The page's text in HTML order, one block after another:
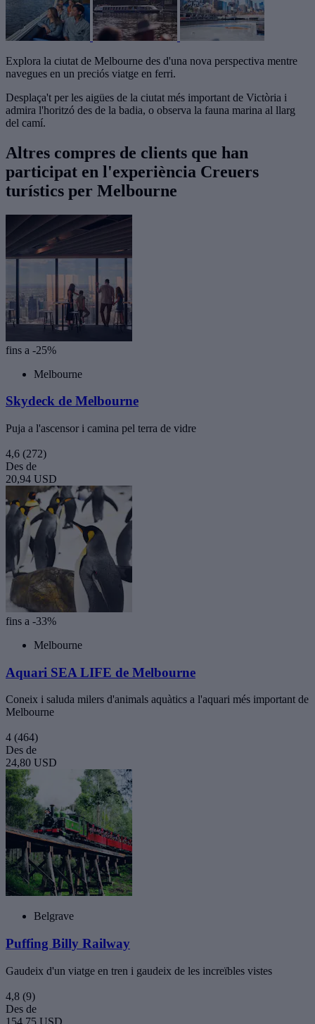
Explora la ciutat de Melbourne des d'una nova perspectiva mentre
navegues en un preciós viatge en ferri.
Desplaça't per les aigües de la ciutat més important de Victòria i
admira l'horitzó des de la badia, o observa la fauna marina al llarg
del camí.
Altres compres de clients que han
participat en l'experiència Creuers
turístics per Melbourne
fins a -25%
Melbourne
Skydeck de Melbourne
Puja a l'ascensor i camina pel terra de vidre
4,6 (272)
Des de
20,94 USD
fins a -33%
Melbourne
Aquari SEA LIFE de Melbourne
Coneix i saluda milers d'animals aquàtics a l'aquari més important de
Melbourne
4 (464)
Des de
24,80 USD
Belgrave
Puffing Billy Railway
Gaudeix d'un viatge en tren i gaudeix de les increïbles vistes
4,8 (9)
Des de
154,75 USD